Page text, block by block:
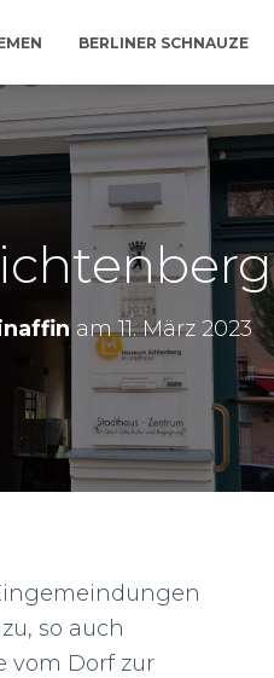
BERLINER SCHNAUZE
am11. März 2023
so auch
vom Dorf zur